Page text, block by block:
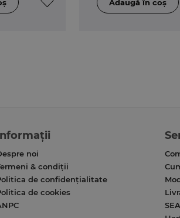
noi
& condiții
de confidențialitate
de cookies